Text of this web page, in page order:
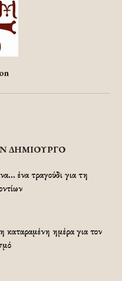
ΔΗΜΙΟΥΡΓΟ
ένα τραγούδι για τη
ημέρα για τον